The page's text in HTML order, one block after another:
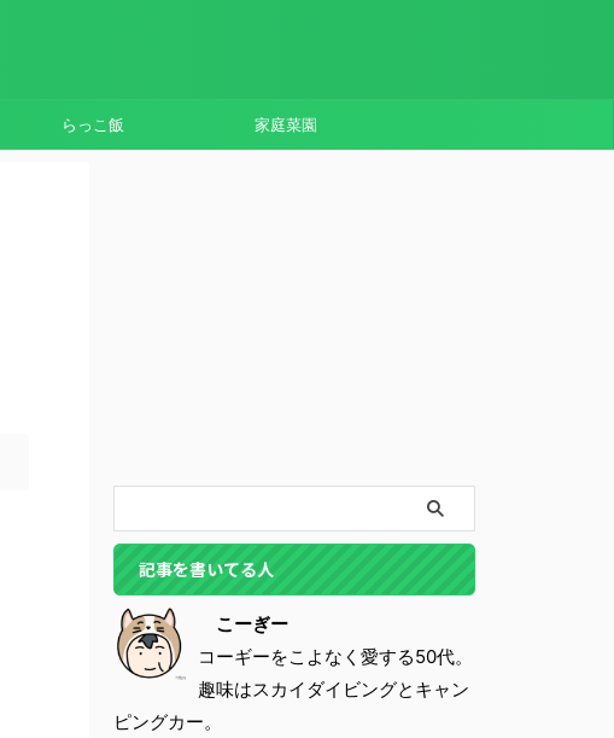
らっこ飯 家庭菜園
記事を書いてる人
こーぎー
コーギーをこよなく愛する50代。
趣味はスカイダイビングとキャン
ピングカー。